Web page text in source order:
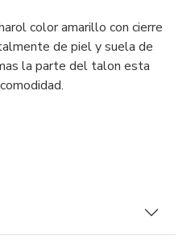
color amarillo con cierre
de piel y suela de
la parte del talon esta